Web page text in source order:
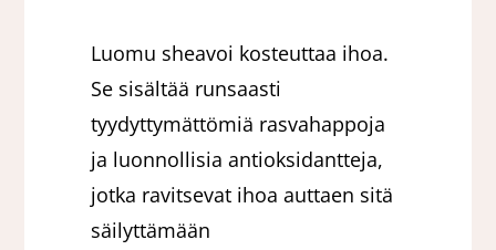
Luomu sheavoi kosteuttaa ihoa.
Se sisältää runsaasti
tyydyttymättömiä rasvahappoja
ja luonnollisia antioksidantteja,
jotka ravitsevat ihoa auttaen sitä
säilyttämään